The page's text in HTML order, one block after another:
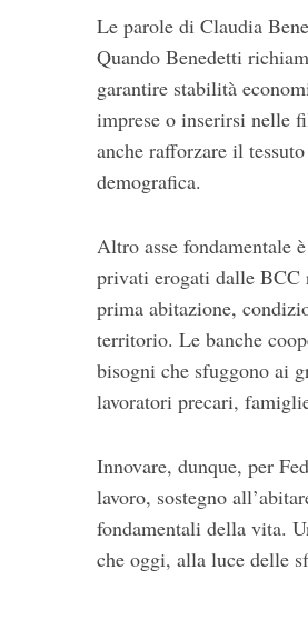
Le parole di Claudia
Quando Benedetti
garantire stabilità
imprese o inserirsi nelle
anche rafforzare il
demografica.
Altro asse fondamentale
privati erogati dalle BCC
prima abitazione,
territorio. Le banche
bisogni che sfuggono ai
lavoratori precari,
Innovare, dunque, per
lavoro, sostegno
fondamentali della vita.
che oggi, alla luce delle